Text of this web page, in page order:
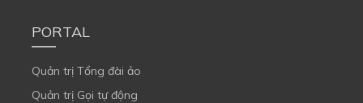
PORTAL
Quản trị Tổng đài ảo
Quản trị Gọi tự động